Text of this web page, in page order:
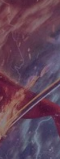
Zha 2019
mitologică
platforma ta
te va ține cu
puterea de a
2019 Online